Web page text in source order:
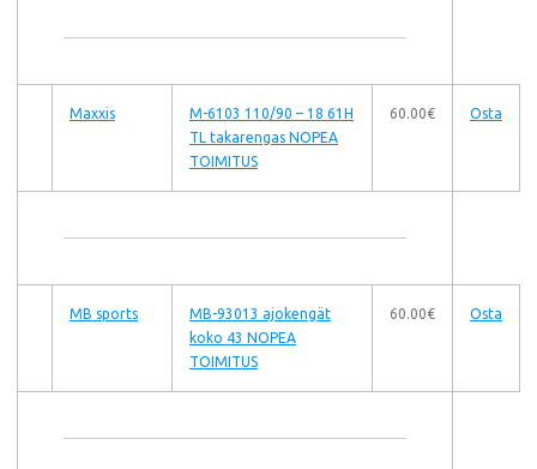
Maxxis
M-6103 110/90 – 18 61H
TL takarengas NOPEA
TOIMITUS
60.00€ Osta
MB sports
MB-93013 ajokengät
koko 43 NOPEA
TOIMITUS
60.00€ Osta